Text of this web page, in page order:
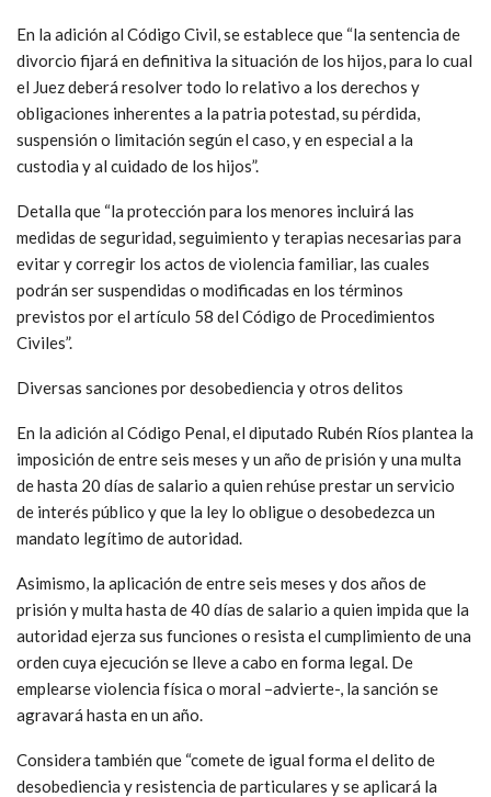
En la adición al Código Civil, se establece que “la sentencia de
divorcio fijará en definitiva la situación de los hijos, para lo cual
el Juez deberá resolver todo lo relativo a los derechos y
obligaciones inherentes a la patria potestad, su pérdida,
suspensión o limitación según el caso, y en especial a la
custodia y al cuidado de los hijos”.
Detalla que “la protección para los menores incluirá las
medidas de seguridad, seguimiento y terapias necesarias para
evitar y corregir los actos de violencia familiar, las cuales
podrán ser suspendidas o modificadas en los términos
previstos por el artículo 58 del Código de Procedimientos
Civiles”.
Diversas sanciones por desobediencia y otros delitos
En la adición al Código Penal, el diputado Rubén Ríos plantea la
imposición de entre seis meses y un año de prisión y una multa
de hasta 20 días de salario a quien rehúse prestar un servicio
de interés público y que la ley lo obligue o desobedezca un
mandato legítimo de autoridad.
Asimismo, la aplicación de entre seis meses y dos años de
prisión y multa hasta de 40 días de salario a quien impida que la
autoridad ejerza sus funciones o resista el cumplimiento de una
orden cuya ejecución se lleve a cabo en forma legal. De
emplearse violencia física o moral –advierte-, la sanción se
agravará hasta en un año.
Considera también que “comete de igual forma el delito de
desobediencia y resistencia de particulares y se aplicará la